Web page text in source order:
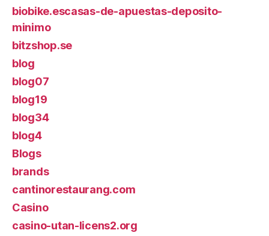
biobike.escasas-de-apuestas-deposito-
minimo
bitzshop.se
blog
blog07
blog19
blog34
blog4
Blogs
brands
cantinorestaurang.com
Casino
casino-utan-licens2.org